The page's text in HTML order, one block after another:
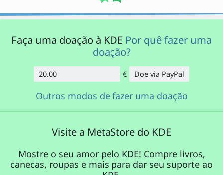
Faça uma doação à KDE Por quê fazer uma
doação?
Quantidade
€ Doe via PayPal
Outros modos de fazer uma doação
Visite a MetaStore do KDE
Mostre o seu amor pelo KDE! Compre livros,
canecas, roupas e mais para dar seu suporte ao